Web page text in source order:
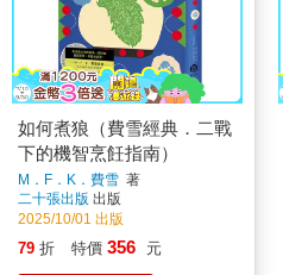
如何煮狼（費雪經典．二戰
下的機智烹飪指南）
M．F．K．費雪 著
二十張出版 出版
2025/10/01 出版
79 折 特價 356 元